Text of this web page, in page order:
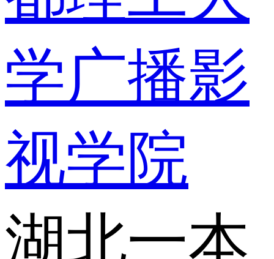
学广播影
视学院
湖北一本